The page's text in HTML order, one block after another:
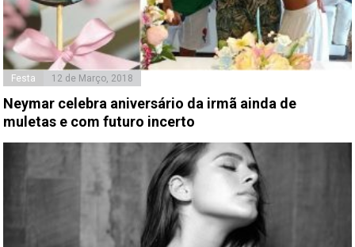
Festa 12 de Março, 2018
Neymar celebra aniversário da irmã ainda de
muletas e com futuro incerto